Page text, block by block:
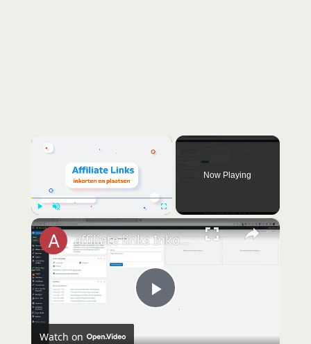
Play Unmute
Now Playing
×
P
affiliate links Inkorten plugin
Watch on